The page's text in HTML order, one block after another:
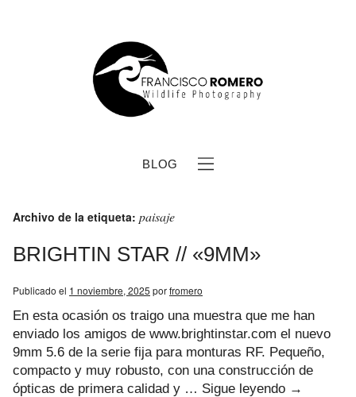
BLOG
Archivo de la etiqueta: paisaje
BRIGHTIN STAR // «9MM»
Publicado el 1 noviembre, 2025 porfromero
En esta ocasión os traigo una muestra que me han
enviado los amigos de www.brightinstar.com el nuevo
9mm 5.6 de la serie fija para monturas RF. Pequeño,
compacto y muy robusto, con una construcción de
ópticas de primera calidad y … Sigue leyendo →